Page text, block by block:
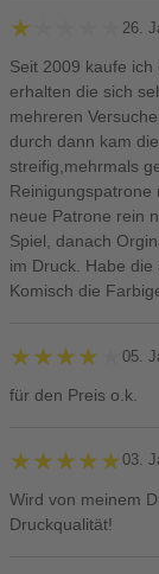
★★★★★
★★★★★ 26.
Seit 2009 kaufe
erhalten die sich
mehreren
durch dann kam
streifig,mehrmals
Reinigungspatrone
neue Patrone rein
Spiel, danach
im Druck. Habe
Komisch die
★★★★★
★★★★★ 05.
für den Preis o.k.
★★★★★
★★★★★03.
Wird von meinem
Druckqualität!